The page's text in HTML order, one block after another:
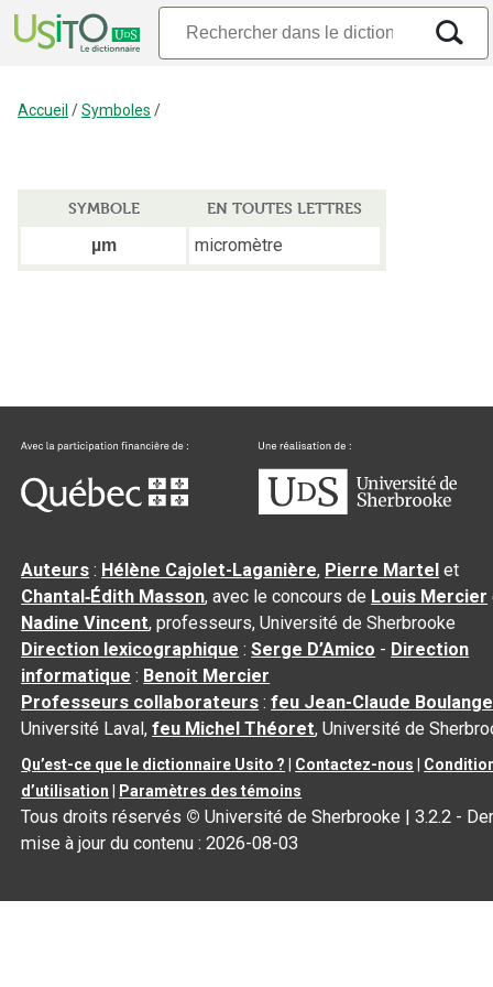
Accueil /Symboles /
SYMBOLE
EN TOUTES LETTRES
µm
micromètre
Auteurs : Hélène Cajolet-Laganière, Pierre Martel et
Chantal‑Édith Masson, avec le concours de Louis Mercier
Nadine Vincent, professeurs, Université de Sherbrooke
Direction lexicographique :Serge D’Amico - Direction
informatique : Benoit Mercier
Professeurs collaborateurs :feu Jean-Claude
Université Laval,feu Michel Théoret, Université de
Qu’est-ce que le dictionnaire Usito ? Contactez-nous
d’utilisation
Paramètres des témoins
Tous droits réservés © Université de Sherbrooke |3.2.2 -
mise à jour du contenu :2026-08-03